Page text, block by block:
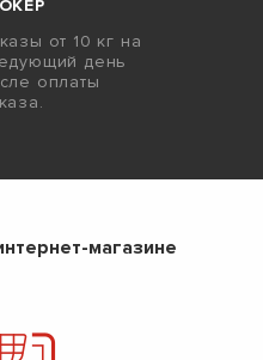
от 10 кг на
день
оплаты
магазине